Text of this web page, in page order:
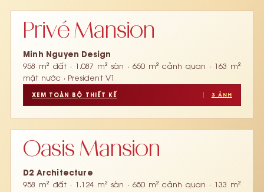
‹ ›
Privé Mansion
Minh Nguyen Design
958 m² đất · 1.087 m² sàn · 650 m² cảnh quan · 163 m²
mặt nước · President V1
XEM TOÀN BỘ THIẾT KẾ 3 ẢNH
‹ ›
Oasis Mansion
D2 Architecture
958 m² đất · 1.124 m² sàn · 650 m² cảnh quan · 133 m²